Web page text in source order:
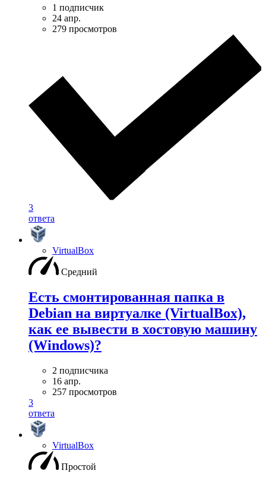
1 подписчик
24 апр.
279 просмотров
3
ответа
VirtualBox
Средний
Есть смонтированная папка в
Debian на виртуалке (VirtualBox),
как ее вывести в хостовую машину
(Windows)?
2 подписчика
16 апр.
257 просмотров
3
ответа
VirtualBox
Простой